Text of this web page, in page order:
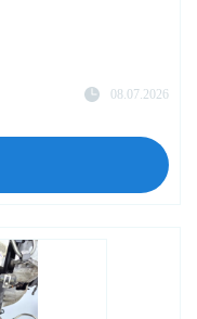
08.07.2026